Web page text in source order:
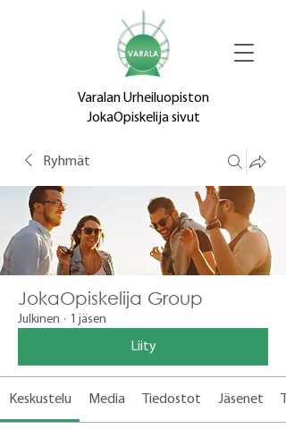
Varalan Urheiluopiston
JokaOpiskelija sivut
Ryhmät
JokaOpiskelija Group
Julkinen · 1 jäsen
Liity
Keskustelu Media Tiedostot Jäsenet